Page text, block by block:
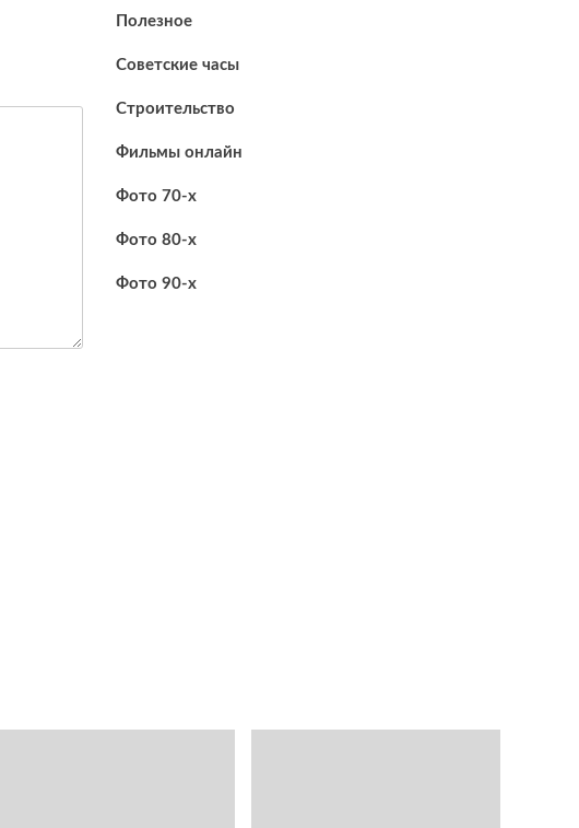
Полезное
Советские часы
Строительство
Фильмы онлайн
Фото 70-х
Фото 80-х
Фото 90-х